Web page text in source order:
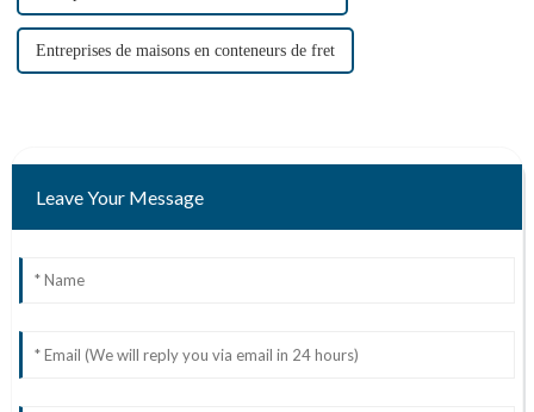
Entreprises de maisons en conteneurs de fret
Leave Your Message